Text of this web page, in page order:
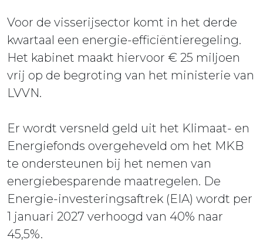
Voor de visserijsector komt in het derde
kwartaal een energie-efficiëntieregeling.
Het kabinet maakt hiervoor € 25 miljoen
vrij op de begroting van het ministerie van
LVVN.
Er wordt versneld geld uit het Klimaat- en
Energiefonds overgeheveld om het MKB
te ondersteunen bij het nemen van
energiebesparende maatregelen. De
Energie-investeringsaftrek (EIA) wordt per
1 januari 2027 verhoogd van 40% naar
45,5%.